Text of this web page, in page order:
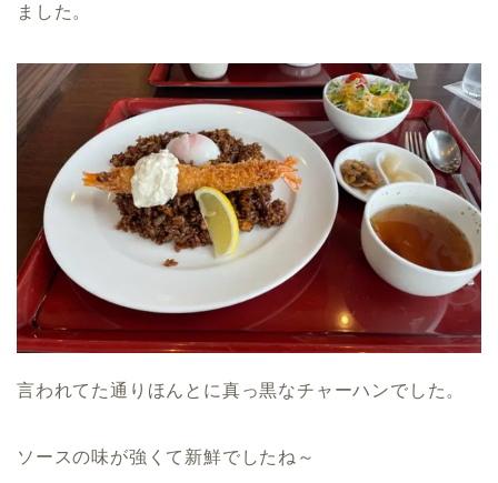
ました。
言われてた通りほんとに真っ黒なチャーハンでした。
ソースの味が強くて新鮮でしたね～